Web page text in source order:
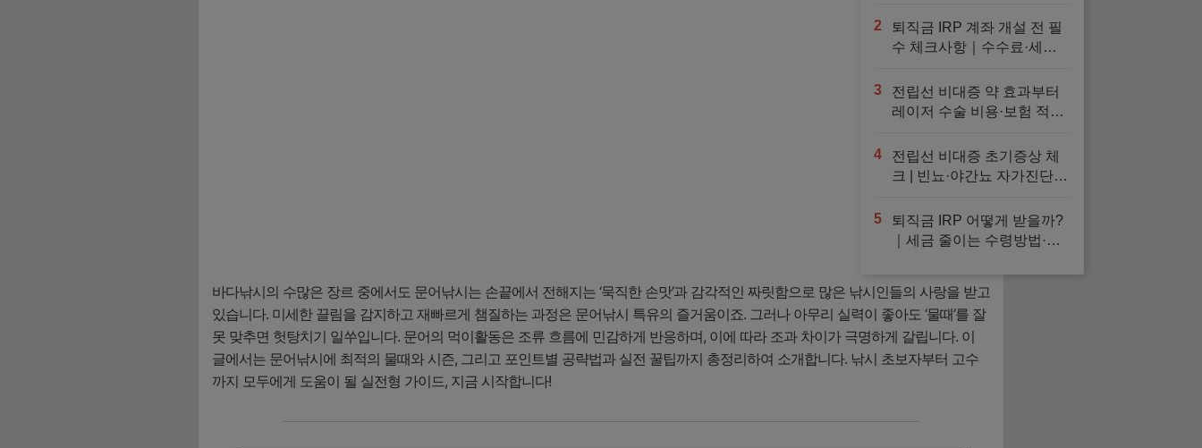
바다낚시의 수많은 장르 중에서도 문어낚시는 손끝에서 전해지는 ‘묵직한 손맛’과 감각적인 짜릿함으로 많은 낚시인들의 사랑을 받고
있습니다. 미세한 끌림을 감지하고 재빠르게 챔질하는 과정은 문어낚시 특유의 즐거움이죠. 그러나 아무리 실력이 좋아도 ‘물때’를 잘
못 맞추면 헛탕치기 일쑤입니다. 문어의 먹이활동은 조류 흐름에 민감하게 반응하며, 이에 따라 조과 차이가 극명하게 갈립니다. 이
글에서는 문어낚시에 최적의 물때와 시즌, 그리고 포인트별 공략법과 실전 꿀팁까지 총정리하여 소개합니다. 낚시 초보자부터 고수
까지 모두에게 도움이 될 실전형 가이드, 지금 시작합니다!
2
퇴직금 IRP 계좌 개설 전 필
수 체크사항｜수수료·세액
법 정리
3
전립선 비대증 약 효과부터
레이저 수술 비용·보험 적용·
4
전립선 비대증 초기증상 체
크 | 빈뇨·야간뇨 자가진단과
5
퇴직금 IRP 어떻게 받을까?
｜세금 줄이는 수령방법·해